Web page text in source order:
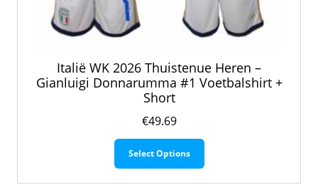
Italië WK 2026 Thuistenue Heren –
Gianluigi Donnarumma #1 Voetbalshirt +
Short
€49.69
Select Options
Dit